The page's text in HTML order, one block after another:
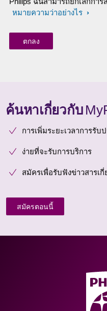
หมายความว่าอย่างไร
ค้นหาเกี่ยวกับ
การเพิ่มระยะเวลาการรับ
ง่ายที่จะรับการบริการ
สมัครเพื่อรับฟังข่าวสาร
สมัครตอนนี้